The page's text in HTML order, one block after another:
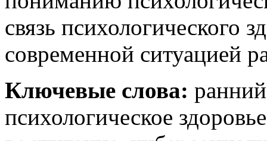
связь психологического
современной ситуацией
Ключевые слова:
психологическое